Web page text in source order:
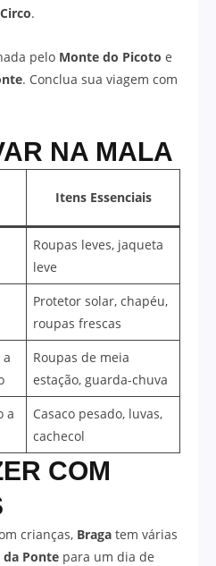
.
pelo Monte do Picoto e
. Conclua sua viagem com
NA MALA
Itens Essenciais
Roupas leves, jaqueta
leve
Protetor solar, chapéu,
roupas frescas
Roupas de meia
estação, guarda-chuva
a
Casaco pesado, luvas,
cachecol
COM
crianças, Braga tem várias
da Ponte para um dia de